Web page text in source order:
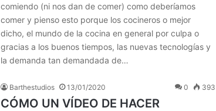
comiendo (ni nos dan de comer) como deberíamos
comer y pienso esto porque los cocineros o mejor
dicho, el mundo de la cocina en general por culpa o
gracias a los buenos tiempos, las nuevas tecnologías y
la demanda tan demandada de…
Barthestudios 13/01/2020 0 393
CÓMO UN VÍDEO DE HACER